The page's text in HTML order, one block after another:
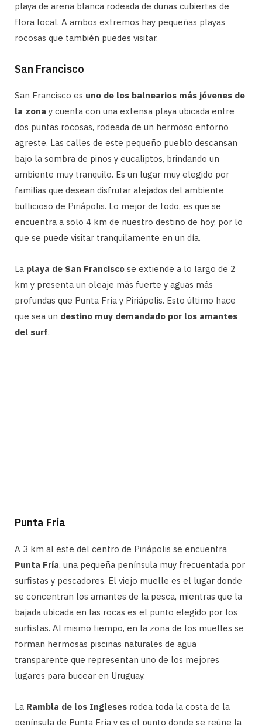
playa de arena blanca rodeada de dunas cubiertas de
flora local. A ambos extremos hay pequeñas playas
rocosas que también puedes visitar.
San Francisco
San Francisco es uno de los balnearios más jóvenes de
la zona y cuenta con una extensa playa ubicada entre
dos puntas rocosas, rodeada de un hermoso entorno
agreste. Las calles de este pequeño pueblo descansan
bajo la sombra de pinos y eucaliptos, brindando un
ambiente muy tranquilo. Es un lugar muy elegido por
familias que desean disfrutar alejados del ambiente
bullicioso de Piriápolis. Lo mejor de todo, es que se
encuentra a solo 4 km de nuestro destino de hoy, por lo
que se puede visitar tranquilamente en un día.
La playa de San Francisco se extiende a lo largo de 2
km y presenta un oleaje más fuerte y aguas más
profundas que Punta Fría y Piriápolis. Esto último hace
que sea un destino muy demandado por los amantes
del surf.
Punta Fría
A 3 km al este del centro de Piriápolis se encuentra
Punta Fría, una pequeña península muy frecuentada por
surfistas y pescadores. El viejo muelle es el lugar donde
se concentran los amantes de la pesca, mientras que la
bajada ubicada en las rocas es el punto elegido por los
surfistas. Al mismo tiempo, en la zona de los muelles se
forman hermosas piscinas naturales de agua
transparente que representan uno de los mejores
lugares para bucear en Uruguay.
La Rambla de los Ingleses rodea toda la costa de la
península de Punta Fría y es el punto donde se reúne la